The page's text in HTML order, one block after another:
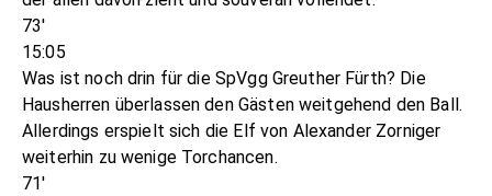
73'
15:05
Was ist noch drin für die SpVgg Greuther Fürth? Die
Hausherren überlassen den Gästen weitgehend den Ball.
Allerdings erspielt sich die Elf von Alexander Zorniger
weiterhin zu wenige Torchancen.
71'